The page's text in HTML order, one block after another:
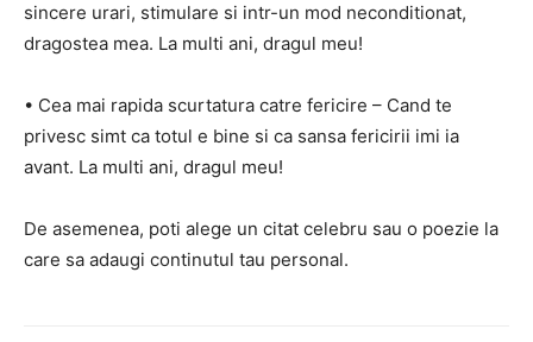
sincere urari, stimulare si intr-un mod neconditionat,
dragostea mea. La multi ani, dragul meu!
• Cea mai rapida scurtatura catre fericire – Cand te
privesc simt ca totul e bine si ca sansa fericirii imi ia
avant. La multi ani, dragul meu!
De asemenea, poti alege un citat celebru sau o poezie la
care sa adaugi continutul tau personal.